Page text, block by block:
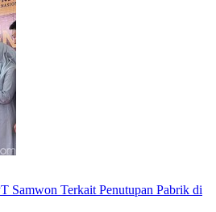
Samwon Terkait Penutupan Pabrik di